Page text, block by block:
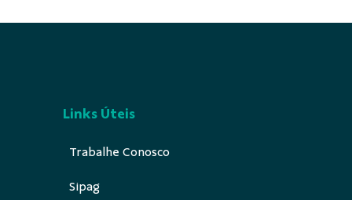
Links Úteis
Trabalhe Conosco
Sipag